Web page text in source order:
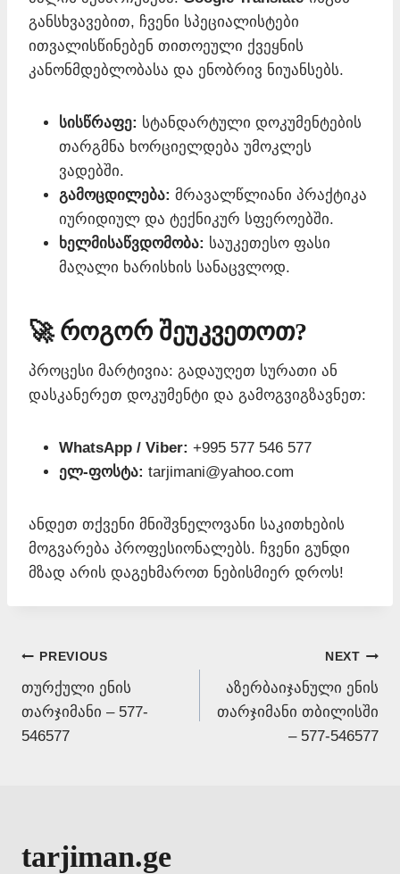
განსხვავებით, ჩვენი სპეციალისტები
ითვალისწინებენ თითოეული ქვეყნის
კანონმდებლობასა და ენობრივ ნიუანსებს.
სისწრაფე: სტანდარტული დოკუმენტების
თარგმნა ხორციელდება უმოკლეს
ვადებში.
გამოცდილება: მრავალწლიანი პრაქტიკა
იურიდიულ და ტექნიკურ სფეროებში.
ხელმისაწვდომობა: საუკეთესო ფასი
მაღალი ხარისხის სანაცვლოდ.
🚀 როგორ შეუკვეთოთ?
პროცესი მარტივია: გადაუღეთ სურათი ან
დასკანერეთ დოკუმენტი და გამოგვიგზავნეთ:
WhatsApp / Viber: +995 577 546 577
ელ-ფოსტა: tarjimani@yahoo.com
ანდეთ თქვენი მნიშვნელოვანი საკითხების
მოგვარება პროფესიონალებს. ჩვენი გუნდი
მზად არის დაგეხმაროთ ნებისმიერ დროს!
Post
navigation
PREVIOUS
თურქული ენის
თარჯიმანი – 577-
546577
NEXT
აზერბაიჯანული ენის
თარჯიმანი თბილისში
– 577-546577
tarjiman.ge